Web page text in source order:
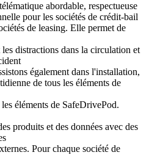
abordable, respectueuse
pour les sociétés de crédit-bail
de leasing. Elle permet de
distractions dans la circulation et
également dans l'installation,
de tous les éléments de
éléments de SafeDrivePod.
produits et des données avec des
Pour chaque société de